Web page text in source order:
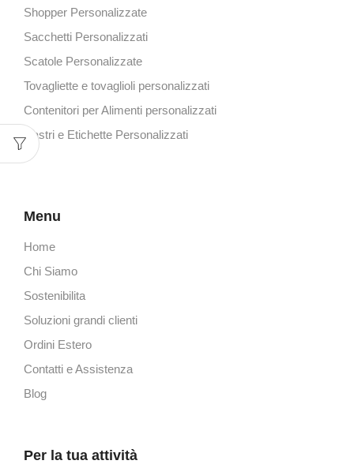
Shopper Personalizzate
Sacchetti Personalizzati
Scatole Personalizzate
Tovagliette e tovaglioli personalizzati
Contenitori per Alimenti personalizzati
Nastri e Etichette Personalizzati
Menu
Home
Chi Siamo
Sostenibilita
Soluzioni grandi clienti
Ordini Estero
Contatti e Assistenza
Blog
Per la tua attività